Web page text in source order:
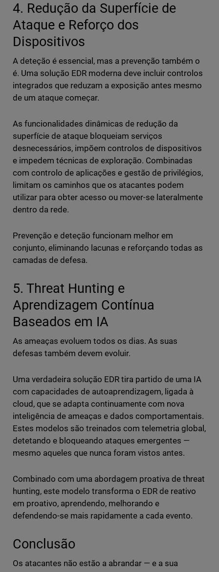
4. Redução da Superfície de
Ataque e Reforço dos
Dispositivos
A deteção é essencial, mas a prevenção também o
é. Uma solução EDR moderna deve incluir controlos
integrados que reduzam a exposição antes mesmo
de um ataque começar.
As funcionalidades dinâmicas de redução da
superfície de ataque bloqueiam serviços
desnecessários, impõem controlos de dispositivos
e impedem técnicas de exploração. Combinadas
com controlo de aplicações e gestão de privilégios,
limitam os caminhos que os atacantes podem
utilizar para obter acesso ou mover-se lateralmente
dentro da rede.
Prevenção e deteção funcionam melhor em
conjunto, eliminando lacunas e reforçando todas as
camadas de defesa.
5. Threat Hunting e
Aprendizagem Contínua
Baseados em IA
As ameaças evoluem todos os dias. As suas
defesas também devem evoluir.
Uma verdadeira solução EDR tira partido de uma IA
com capacidades de autoaprendizagem, ligada à
cloud, que se adapta continuamente com nova
inteligência de ameaças e dados comportamentais.
Estes modelos são treinados com telemetria global,
detetando e bloqueando ataques emergentes —
mesmo aqueles que nunca foram vistos antes.
Combinado com uma abordagem proativa de threat
hunting, este modelo transforma o EDR de reativo
em proativo, aprendendo, melhorando e
defendendo-se mais rapidamente a cada evento.
Conclusão
Os atacantes não estão a abrandar — e a sua